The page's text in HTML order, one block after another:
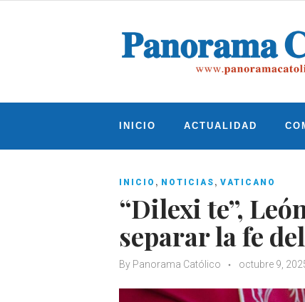
INICIO ACTUALIDAD
INICIO , NOTICIAS , VATICANO
“Dilexi te”,
separar la fe
By Panorama Católico octubre 9,